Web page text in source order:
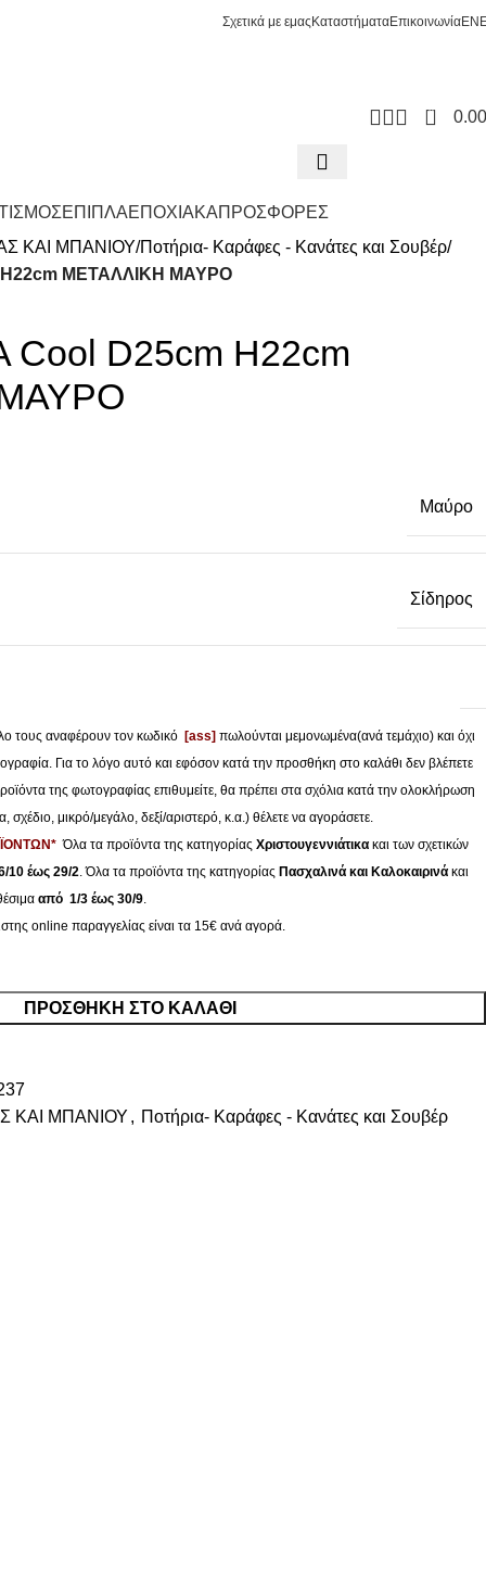
Σχετικά με εμας ΚαταστήματαΕπικοινωνίαEN
0 0.00
ΕΠΙΠΛΑΕΠΟΧΙΑΚΑΠΡΟΣΦΟΡΕΣ
ΚΑΙ ΜΠΑΝΙΟΥ Ποτήρια- Καράφες - Κανάτες και Σουβέρ
ΜΕΤΑΛΛΙΚΗ ΜΑΥΡΟ
D25cm H22cm
Μαύρο
Σίδηρος
τους αναφέρουν τον κωδικό [ass] πωλούνται μεμονωμένα(ανά τεμάχιο) και όχι
Για το λόγο αυτό και εφόσον κατά την προσθήκη στο καλάθι δεν βλέπετε
της φωτογραφίας επιθυμείτε, θα πρέπει στα σχόλια κατά την ολοκλήρωση
μικρό/μεγάλο, δεξί/αριστερό, κ.α.) θέλετε να αγοράσετε.
Όλα τα προϊόντα της κατηγορίας Χριστουγεννιάτικα και των σχετικών
10 έως 29/2. Όλα τα προϊόντα της κατηγορίας Πασχαλινά και Καλοκαιρινά και
από 1/3 έως 30/9.
online παραγγελίας είναι τα 15€ ανά αγορά.
ΠΡΟΣΘΉΚΗ ΣΤΟ ΚΑΛΆΘΙ
ΚΑΙ ΜΠΑΝΙΟΥ , Ποτήρια- Καράφες - Κανάτες και Σουβέρ